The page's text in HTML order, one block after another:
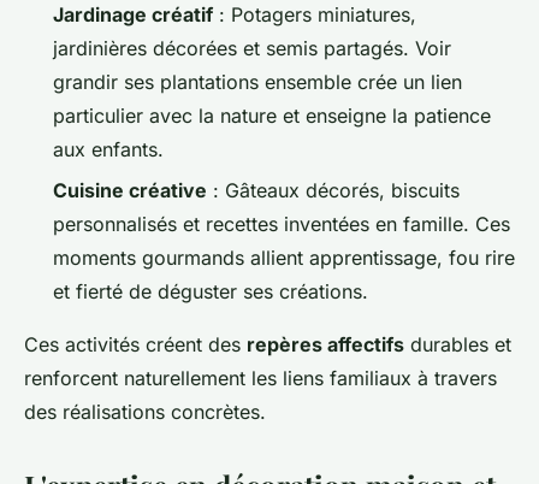
Jardinage créatif : Potagers miniatures,
jardinières décorées et semis partagés. Voir
grandir ses plantations ensemble crée un lien
particulier avec la nature et enseigne la patience
aux enfants.
Cuisine créative : Gâteaux décorés, biscuits
personnalisés et recettes inventées en famille. Ces
moments gourmands allient apprentissage, fou rire
et fierté de déguster ses créations.
Ces activités créent des repères affectifs durables et
renforcent naturellement les liens familiaux à travers
des réalisations concrètes.